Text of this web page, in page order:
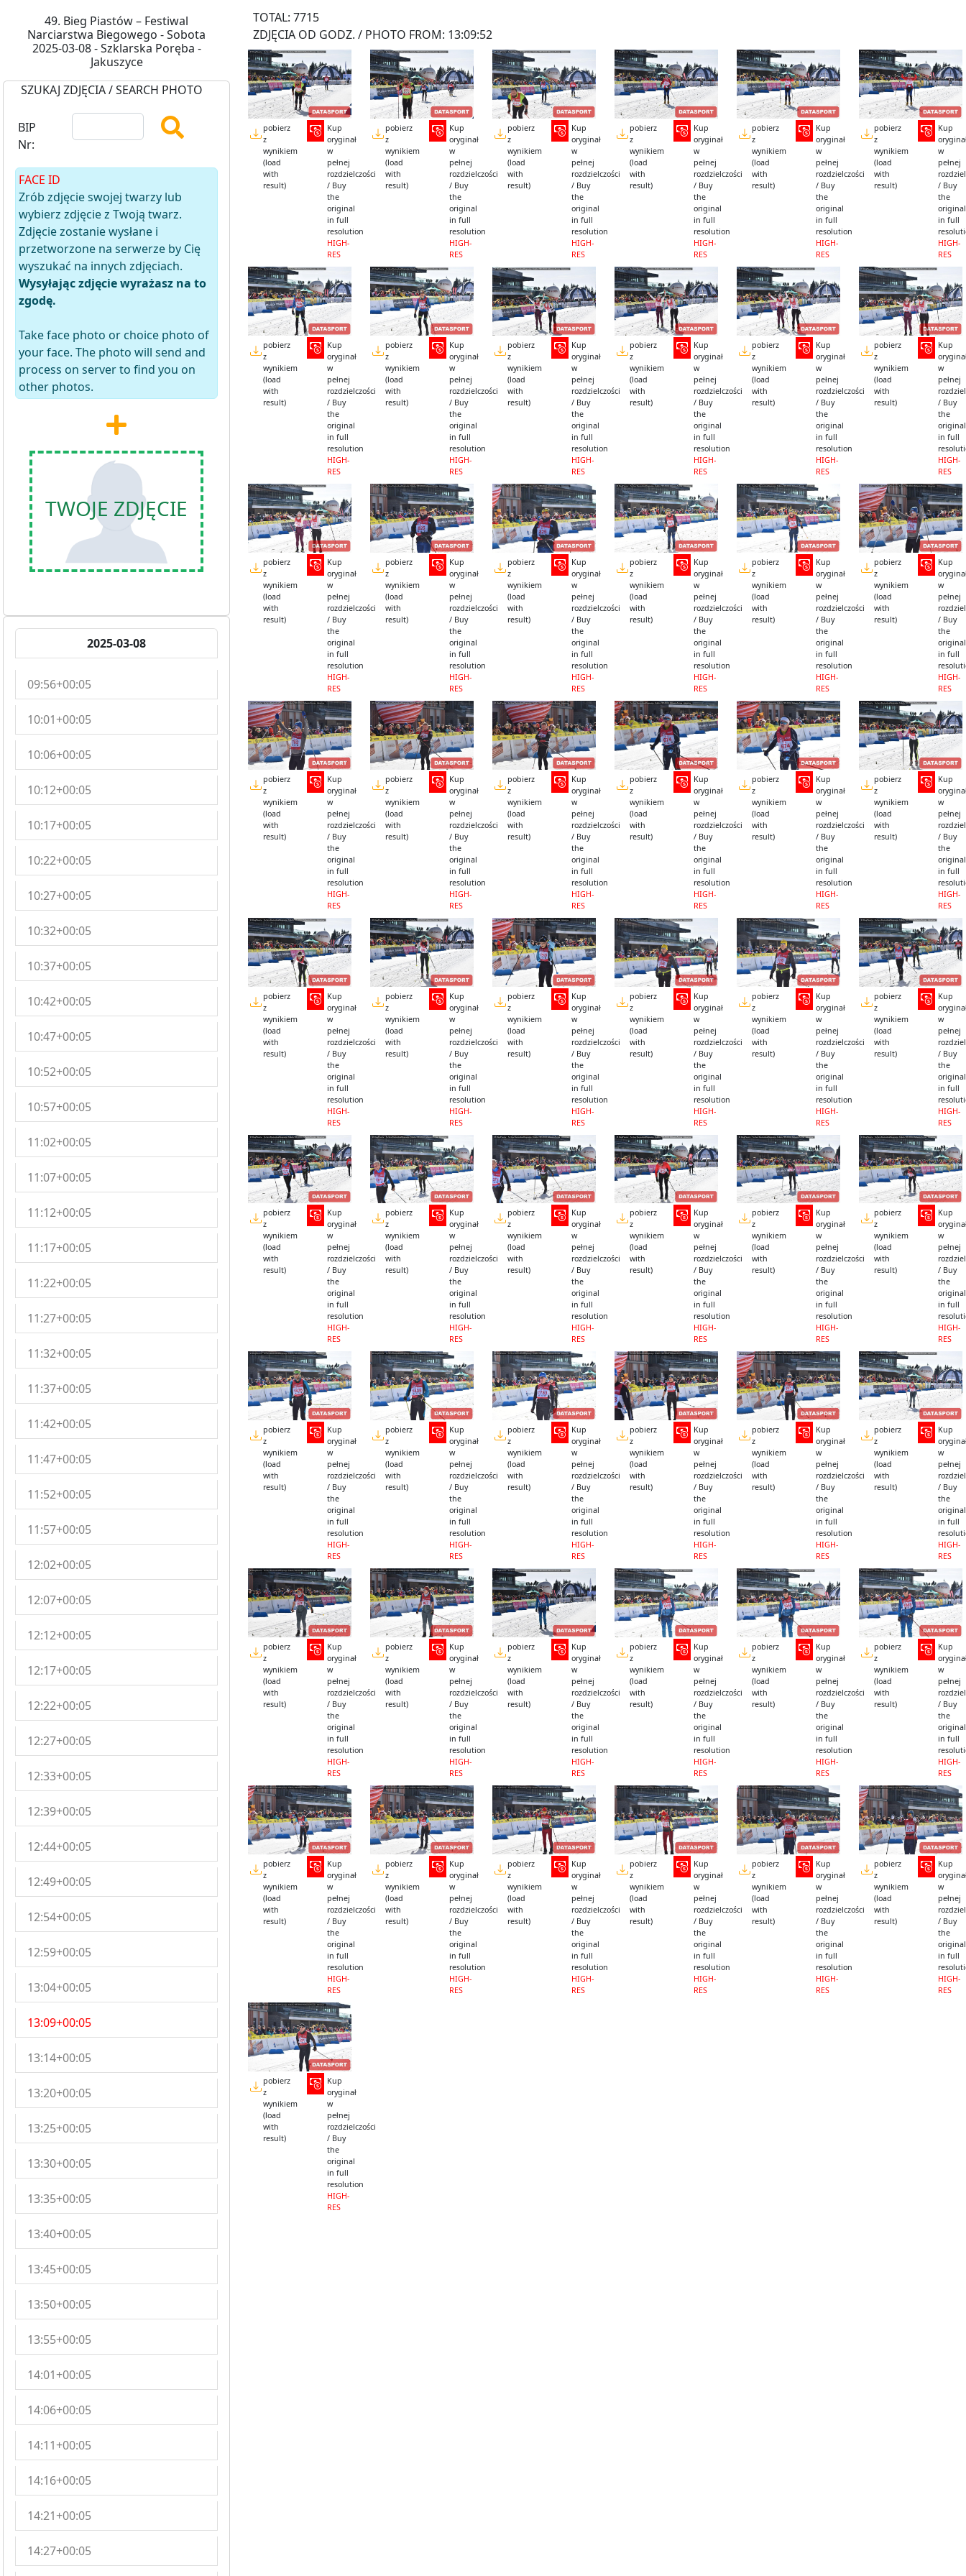
49. Bieg Piastów – Festiwal
Narciarstwa Biegowego - Sobota
2025-03-08 - Szklarska Poręba -
Jakuszyce
SZUKAJ ZDJĘCIA / SEARCH PHOTO
BIP
Nr:
FACE ID
Zrób zdjęcie swojej twarzy lub
wybierz zdjęcie z Twoją twarz.
Zdjęcie zostanie wysłane i
przetworzone na serwerze by Cię
wyszukać na innych zdjęciach.
Wysyłając zdjęcie wyrażasz na to
zgodę.
Take face photo or choice photo of
your face. The photo will send and
process on server to find you on
other photos.
TWOJE ZDJĘCIE
2025-03-08
09:56+00:05
10:01+00:05
10:06+00:05
10:12+00:05
10:17+00:05
10:22+00:05
10:27+00:05
10:32+00:05
10:37+00:05
10:42+00:05
10:47+00:05
10:52+00:05
10:57+00:05
11:02+00:05
11:07+00:05
11:12+00:05
11:17+00:05
11:22+00:05
11:27+00:05
11:32+00:05
11:37+00:05
11:42+00:05
11:47+00:05
11:52+00:05
11:57+00:05
12:02+00:05
12:07+00:05
12:12+00:05
12:17+00:05
12:22+00:05
12:27+00:05
12:33+00:05
12:39+00:05
12:44+00:05
12:49+00:05
12:54+00:05
12:59+00:05
13:04+00:05
13:09+00:05
13:14+00:05
13:20+00:05
13:25+00:05
13:30+00:05
13:35+00:05
13:40+00:05
13:45+00:05
13:50+00:05
13:55+00:05
14:01+00:05
14:06+00:05
14:11+00:05
14:16+00:05
14:21+00:05
14:27+00:05
TOTAL: 7715
ZDJĘCIA OD GODZ. / PHOTO FROM: 13:09:52
pobierz
z
wynikiem
(load
with
result)
Kup
oryginał
w
pełnej
rozdzielczości
/ Buy
the
original
in full
resolution
HIGH-
RES
pobierz
z
wynikiem
(load
with
result)
Kup
oryginał
w
pełnej
rozdzielczości
/ Buy
the
original
in full
resolution
HIGH-
RES
pobierz
z
wynikiem
(load
with
result)
Kup
oryginał
w
pełnej
rozdzielczości
/ Buy
the
original
in full
resolution
HIGH-
RES
pobierz
z
wynikiem
(load
with
result)
Kup
oryginał
w
pełnej
rozdzielczości
/ Buy
the
original
in full
resolution
HIGH-
RES
pobierz
z
wynikiem
(load
with
result)
Kup
oryginał
w
pełnej
rozdzielczości
/ Buy
the
original
in full
resolution
HIGH-
RES
pobierz
z
wynikiem
(load
with
result)
Kup
w
pełnej
/ Buy
the
original
in full
HIGH-
RES
pobierz
z
wynikiem
(load
with
result)
Kup
oryginał
w
pełnej
rozdzielczości
/ Buy
the
original
in full
resolution
HIGH-
RES
pobierz
z
wynikiem
(load
with
result)
Kup
oryginał
w
pełnej
rozdzielczości
/ Buy
the
original
in full
resolution
HIGH-
RES
pobierz
z
wynikiem
(load
with
result)
Kup
oryginał
w
pełnej
rozdzielczości
/ Buy
the
original
in full
resolution
HIGH-
RES
pobierz
z
wynikiem
(load
with
result)
Kup
oryginał
w
pełnej
rozdzielczości
/ Buy
the
original
in full
resolution
HIGH-
RES
pobierz
z
wynikiem
(load
with
result)
Kup
oryginał
w
pełnej
rozdzielczości
/ Buy
the
original
in full
resolution
HIGH-
RES
pobierz
z
wynikiem
(load
with
result)
Kup
w
pełnej
/ Buy
the
original
in full
HIGH-
RES
pobierz
z
wynikiem
(load
with
result)
Kup
oryginał
w
pełnej
rozdzielczości
/ Buy
the
original
in full
resolution
HIGH-
RES
pobierz
z
wynikiem
(load
with
result)
Kup
oryginał
w
pełnej
rozdzielczości
/ Buy
the
original
in full
resolution
HIGH-
RES
pobierz
z
wynikiem
(load
with
result)
Kup
oryginał
w
pełnej
rozdzielczości
/ Buy
the
original
in full
resolution
HIGH-
RES
pobierz
z
wynikiem
(load
with
result)
Kup
oryginał
w
pełnej
rozdzielczości
/ Buy
the
original
in full
resolution
HIGH-
RES
pobierz
z
wynikiem
(load
with
result)
Kup
oryginał
w
pełnej
rozdzielczości
/ Buy
the
original
in full
resolution
HIGH-
RES
pobierz
z
wynikiem
(load
with
result)
Kup
w
pełnej
/ Buy
the
original
in full
HIGH-
RES
pobierz
z
wynikiem
(load
with
result)
Kup
oryginał
w
pełnej
rozdzielczości
/ Buy
the
original
in full
resolution
HIGH-
RES
pobierz
z
wynikiem
(load
with
result)
Kup
oryginał
w
pełnej
rozdzielczości
/ Buy
the
original
in full
resolution
HIGH-
RES
pobierz
z
wynikiem
(load
with
result)
Kup
oryginał
w
pełnej
rozdzielczości
/ Buy
the
original
in full
resolution
HIGH-
RES
pobierz
z
wynikiem
(load
with
result)
Kup
oryginał
w
pełnej
rozdzielczości
/ Buy
the
original
in full
resolution
HIGH-
RES
pobierz
z
wynikiem
(load
with
result)
Kup
oryginał
w
pełnej
rozdzielczości
/ Buy
the
original
in full
resolution
HIGH-
RES
pobierz
z
wynikiem
(load
with
result)
Kup
w
pełnej
/ Buy
the
original
in full
HIGH-
RES
pobierz
z
wynikiem
(load
with
result)
Kup
oryginał
w
pełnej
rozdzielczości
/ Buy
the
original
in full
resolution
HIGH-
RES
pobierz
z
wynikiem
(load
with
result)
Kup
oryginał
w
pełnej
rozdzielczości
/ Buy
the
original
in full
resolution
HIGH-
RES
pobierz
z
wynikiem
(load
with
result)
Kup
oryginał
w
pełnej
rozdzielczości
/ Buy
the
original
in full
resolution
HIGH-
RES
pobierz
z
wynikiem
(load
with
result)
Kup
oryginał
w
pełnej
rozdzielczości
/ Buy
the
original
in full
resolution
HIGH-
RES
pobierz
z
wynikiem
(load
with
result)
Kup
oryginał
w
pełnej
rozdzielczości
/ Buy
the
original
in full
resolution
HIGH-
RES
pobierz
z
wynikiem
(load
with
result)
Kup
w
pełnej
/ Buy
the
original
in full
HIGH-
RES
pobierz
z
wynikiem
(load
with
result)
Kup
oryginał
w
pełnej
rozdzielczości
/ Buy
the
original
in full
resolution
HIGH-
RES
pobierz
z
wynikiem
(load
with
result)
Kup
oryginał
w
pełnej
rozdzielczości
/ Buy
the
original
in full
resolution
HIGH-
RES
pobierz
z
wynikiem
(load
with
result)
Kup
oryginał
w
pełnej
rozdzielczości
/ Buy
the
original
in full
resolution
HIGH-
RES
pobierz
z
wynikiem
(load
with
result)
Kup
oryginał
w
pełnej
rozdzielczości
/ Buy
the
original
in full
resolution
HIGH-
RES
pobierz
z
wynikiem
(load
with
result)
Kup
oryginał
w
pełnej
rozdzielczości
/ Buy
the
original
in full
resolution
HIGH-
RES
pobierz
z
wynikiem
(load
with
result)
Kup
w
pełnej
/ Buy
the
original
in full
HIGH-
RES
pobierz
z
wynikiem
(load
with
result)
Kup
oryginał
w
pełnej
rozdzielczości
/ Buy
the
original
in full
resolution
HIGH-
RES
pobierz
z
wynikiem
(load
with
result)
Kup
oryginał
w
pełnej
rozdzielczości
/ Buy
the
original
in full
resolution
HIGH-
RES
pobierz
z
wynikiem
(load
with
result)
Kup
oryginał
w
pełnej
rozdzielczości
/ Buy
the
original
in full
resolution
HIGH-
RES
pobierz
z
wynikiem
(load
with
result)
Kup
oryginał
w
pełnej
rozdzielczości
/ Buy
the
original
in full
resolution
HIGH-
RES
pobierz
z
wynikiem
(load
with
result)
Kup
oryginał
w
pełnej
rozdzielczości
/ Buy
the
original
in full
resolution
HIGH-
RES
pobierz
z
wynikiem
(load
with
result)
Kup
w
pełnej
/ Buy
the
original
in full
HIGH-
RES
pobierz
z
wynikiem
(load
with
result)
Kup
oryginał
w
pełnej
rozdzielczości
/ Buy
the
original
in full
resolution
HIGH-
RES
pobierz
z
wynikiem
(load
with
result)
Kup
oryginał
w
pełnej
rozdzielczości
/ Buy
the
original
in full
resolution
HIGH-
RES
pobierz
z
wynikiem
(load
with
result)
Kup
oryginał
w
pełnej
rozdzielczości
/ Buy
the
original
in full
resolution
HIGH-
RES
pobierz
z
wynikiem
(load
with
result)
Kup
oryginał
w
pełnej
rozdzielczości
/ Buy
the
original
in full
resolution
HIGH-
RES
pobierz
z
wynikiem
(load
with
result)
Kup
oryginał
w
pełnej
rozdzielczości
/ Buy
the
original
in full
resolution
HIGH-
RES
pobierz
z
wynikiem
(load
with
result)
Kup
w
pełnej
/ Buy
the
original
in full
HIGH-
RES
pobierz
z
wynikiem
(load
with
result)
Kup
oryginał
w
pełnej
rozdzielczości
/ Buy
the
original
in full
resolution
HIGH-
RES
pobierz
z
wynikiem
(load
with
result)
Kup
oryginał
w
pełnej
rozdzielczości
/ Buy
the
original
in full
resolution
HIGH-
RES
pobierz
z
wynikiem
(load
with
result)
Kup
oryginał
w
pełnej
rozdzielczości
/ Buy
the
original
in full
resolution
HIGH-
RES
pobierz
z
wynikiem
(load
with
result)
Kup
oryginał
w
pełnej
rozdzielczości
/ Buy
the
original
in full
resolution
HIGH-
RES
pobierz
z
wynikiem
(load
with
result)
Kup
oryginał
w
pełnej
rozdzielczości
/ Buy
the
original
in full
resolution
HIGH-
RES
pobierz
z
wynikiem
(load
with
result)
Kup
w
pełnej
/ Buy
the
original
in full
HIGH-
RES
pobierz
z
wynikiem
(load
with
result)
Kup
oryginał
w
pełnej
rozdzielczości
/ Buy
the
original
in full
resolution
HIGH-
RES